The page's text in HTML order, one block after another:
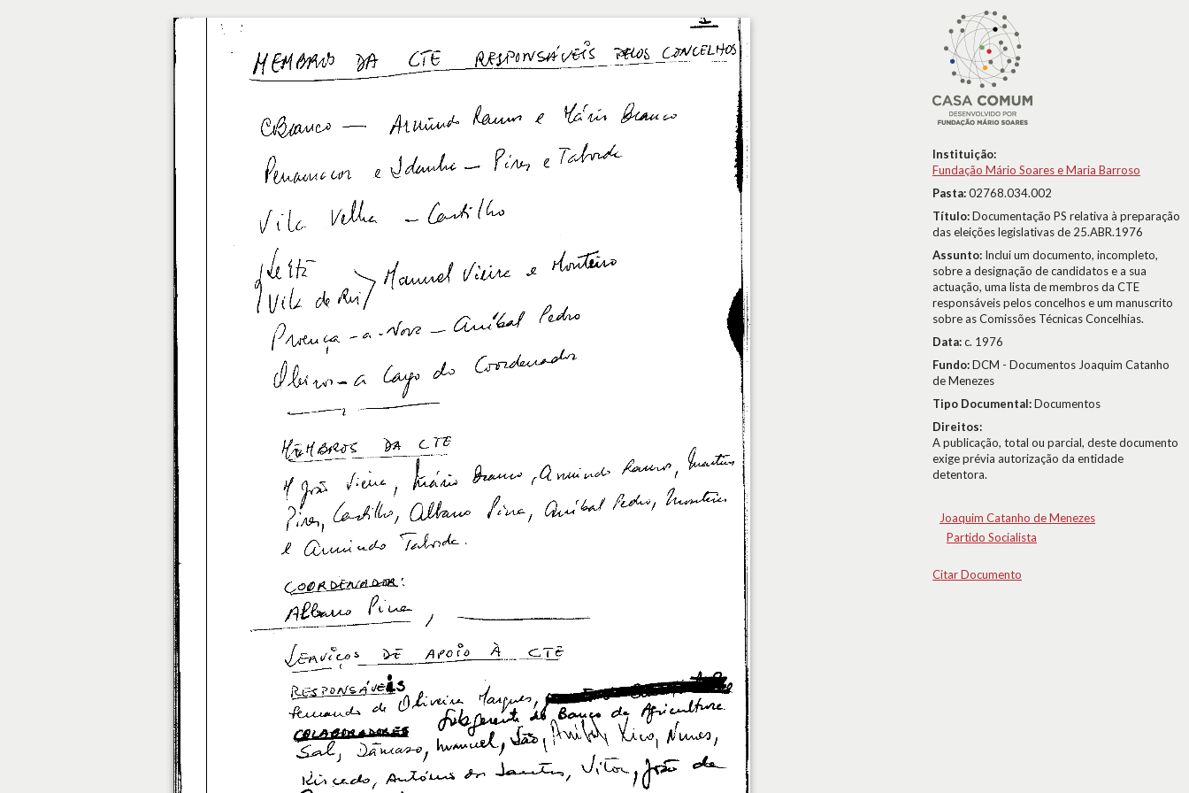
Instituição:
Fundação Mário Soares e Maria Barroso
Pasta:02768.034.002
Título:Documentação PS relativa à preparação
das eleições legislativas de 25.ABR.1976
Assunto: Inclui um documento, incompleto,
sobre a designação de candidatos e a sua
actuação, uma lista de membros da CTE
responsáveis pelos concelhos e um manuscrito
sobre as Comissões Técnicas Concelhias.
Data:c. 1976
Fundo:DCM - Documentos Joaquim Catanho
de Menezes
Tipo Documental:Documentos
Direitos:
A publicação, total ou parcial, deste documento
exige prévia autorização da entidade
detentora.
Joaquim Catanho de Menezes
Partido Socialista
Citar Documento